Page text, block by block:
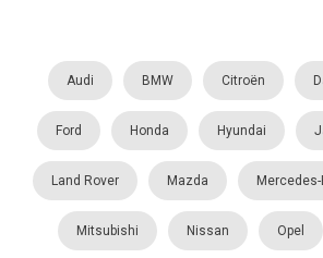
Audi BMW Citroën
Ford Honda Hyundai
Land Rover Mazda
Mitsubishi Nissan Opel